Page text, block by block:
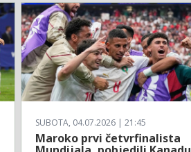
SUBOTA, 04.07.2026 | 21:45
Maroko prvi četvrfinalista